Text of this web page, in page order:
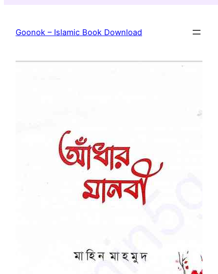
content
Goonok – Islamic Book Download